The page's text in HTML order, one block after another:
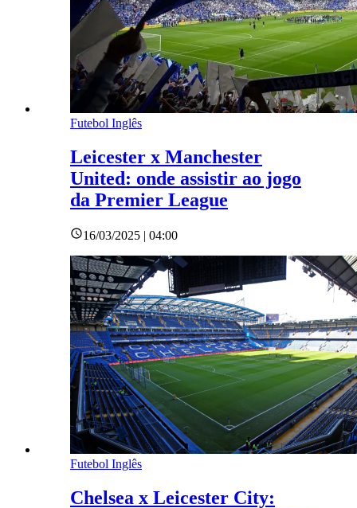
Futebol Inglês
Leicester x Manchester
United: onde assistir ao jogo
da Premier League
16/03/2025 | 04:00
Futebol Inglês
Chelsea x Leicester City: